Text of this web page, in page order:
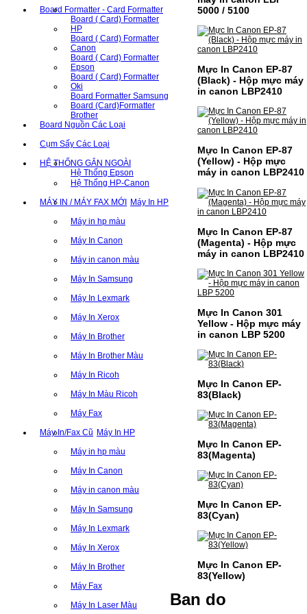
Board Formatter - Card Formatter
Board ( Card) Formatter
HP
Board ( Card) Formatter
Canon
Board ( Card) Formatter
Epson
Board ( Card) Formatter
Oki
Board Formatter Samsung
Board (Card)Formatter
Brother
Board Nguồn Các Loại
Cụm Sấy Các Loại
HỆ THỐNG GẮN NGOÀI
Hệ Thống Epson
Hệ Thống HP-Canon
MÁY IN / MÁY FAX MỚI Máy In HP
Máy in hp màu
Máy In Canon
Máy in canon màu
Máy In Samsung
Máy In Lexmark
Máy In Xerox
Máy In Brother
Máy In Brother Màu
Máy In Ricoh
Máy In Màu Ricoh
Máy Fax
Máy In/Fax Cũ Máy In HP
Máy in hp màu
Máy In Canon
Máy in canon màu
Máy In Samsung
Máy In Lexmark
Máy In Xerox
Máy In Brother
Máy Fax
Máy In Laser Màu
5000 / 5100
Mực In Canon EP-87
(Black) - Hộp mực máy
in canon LBP2410
Mực In Canon EP-87
(Yellow) - Hộp mực
máy in canon LBP2410
Mực In Canon EP-87
(Magenta) - Hộp mực
máy in canon LBP2410
Mực In Canon 301
Yellow - Hộp mực máy
in canon LBP 5200
Mực In Canon EP-
83(Black)
Mực In Canon EP-
83(Magenta)
Mực In Canon EP-
83(Cyan)
Mực In Canon EP-
83(Yellow)
Ban do